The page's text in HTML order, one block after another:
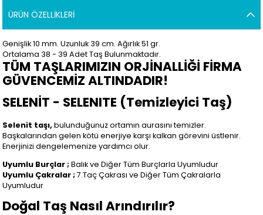
ÜRÜN ÖZELLIKLERI
Genişlik 10 mm. Uzunluk 39 cm. Ağırlık 51 gr.
Ortalama 38 - 39 Adet Taş Bulunmaktadır.
TÜM TAŞLARIMIZIN ORJİNALLİĞİ FİRMA
GÜVENCEMİZ ALTINDADIR!
SELENİT - SELENITE (Temizleyici Taş)
Selenit taşı,bulunduğunuz ortamın aurasını temizler.
Başkalarından gelen kötü enerjiye karşı kalkan görevini üstlenir.
Enerjinizi dengelemenize yardımcı olur.
Uyumlu Burçlar ;Balık ve Diğer Tüm Burçlarla Uyumludur
Uyumlu Çakralar ;7.Taç Çakrası ve Diğer Tüm Çakralarla
Uyumludur
Doğal Taş Nasıl Arındırılır?